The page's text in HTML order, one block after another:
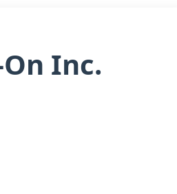
Inc.